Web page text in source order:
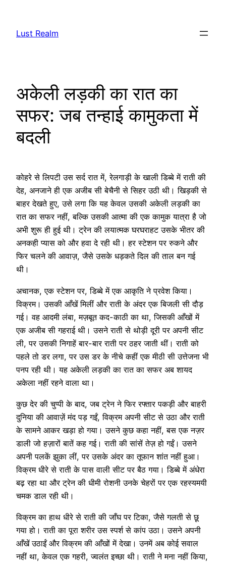
content
Lust Realm
अकेली लड़की का रात का
सफर: जब तन्हाई कामुकता में
बदली
कोहरे से लिपटी उस सर्द रात में, रेलगाड़ी के खाली डिब्बे में राती की
देह, अनजाने ही एक अजीब सी बेचैनी से सिहर उठी थी। खिड़की से
बाहर देखते हुए, उसे लगा कि यह केवल उसकी अकेली लड़की का
रात का सफर नहीं, बल्कि उसकी आत्मा की एक कामुक यात्रा है जो
अभी शुरू ही हुई थी। ट्रेन की लयात्मक घरघराहट उसके भीतर की
अनकही प्यास को और हवा दे रही थी। हर स्टेशन पर रुकने और
फिर चलने की आवाज़, जैसे उसके धड़कते दिल की ताल बन गई
थी।
अचानक, एक स्टेशन पर, डिब्बे में एक आकृति ने प्रवेश किया।
विक्रम। उसकी आँखें मिलीं और राती के अंदर एक बिजली सी दौड़
गई। वह आदमी लंबा, मज़बूत कद-काठी का था, जिसकी आँखों में
एक अजीब सी गहराई थी। उसने राती से थोड़ी दूरी पर अपनी सीट
ली, पर उसकी निगाहें बार-बार राती पर ठहर जाती थीं। राती को
पहले तो डर लगा, पर उस डर के नीचे कहीं एक मीठी सी उत्तेजना भी
पनप रही थी। यह अकेली लड़की का रात का सफर अब शायद
अकेला नहीं रहने वाला था।
कुछ देर की चुप्पी के बाद, जब ट्रेन ने फिर रफ्तार पकड़ी और बाहरी
दुनिया की आवाज़ें मंद पड़ गईं, विक्रम अपनी सीट से उठा और राती
के सामने आकर खड़ा हो गया। उसने कुछ कहा नहीं, बस एक नज़र
डाली जो हज़ारों बातें कह गई। राती की सांसें तेज़ हो गईं। उसने
अपनी पलकें झुका लीं, पर उसके अंदर का तूफान शांत नहीं हुआ।
विक्रम धीरे से राती के पास वाली सीट पर बैठ गया। डिब्बे में अंधेरा
बढ़ रहा था और ट्रेन की धीमी रोशनी उनके चेहरों पर एक रहस्यमयी
चमक डाल रही थी।
विक्रम का हाथ धीरे से राती की जाँघ पर टिका, जैसे गलती से छू
गया हो। राती का पूरा शरीर उस स्पर्श से कांप उठा। उसने अपनी
आँखें उठाईं और विक्रम की आँखों में देखा। उनमें अब कोई सवाल
नहीं था, केवल एक गहरी, ज्वलंत इच्छा थी। राती ने मना नहीं किया,